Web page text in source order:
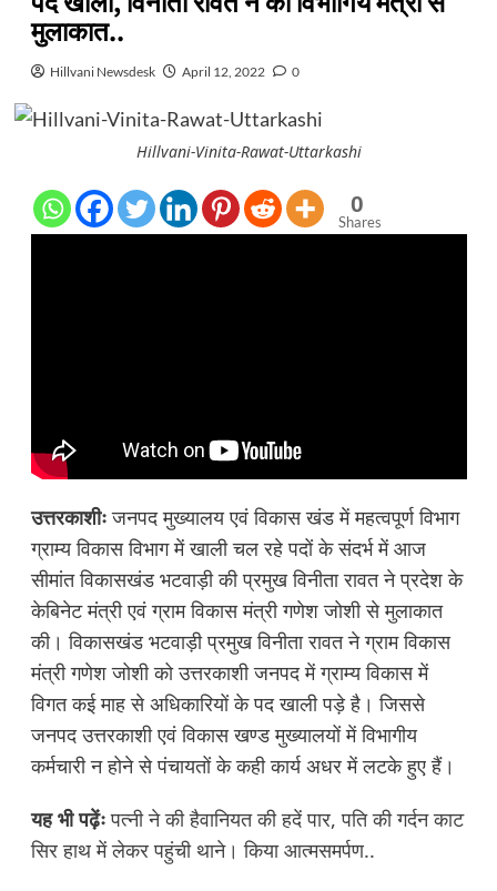
मुलाकात..
Hillvani Newsdesk April 12, 2022 0
Hillvani-Vinita-Rawat-Uttarkashi
0
Shares
उत्तरकाशीःजनपद मुख्यालय एवं विकास खंड में महत्वपूर्ण विभाग
ग्राम्य विकास विभाग में खाली चल रहे पदों के संदर्भ में आज
सीमांत विकासखंड भटवाड़ी की प्रमुख विनीता रावत ने प्रदेश के
केबिनेट मंत्री एवं ग्राम विकास मंत्री गणेश जोशी से मुलाकात
की। विकासखंड भटवाड़ी प्रमुख विनीता रावत ने ग्राम विकास
मंत्री गणेश जोशी को उत्तरकाशी जनपद में ग्राम्य विकास में
विगत कई माह से अधिकारियों के पद खाली पड़े है। जिससे
जनपद उत्तरकाशी एवं विकास खण्ड मुख्यालयों में विभागीय
कर्मचारी न होने से पंचायतों के कही कार्य अधर में लटके हुए हैं।
यह भी पढ़ेंः पत्नी ने की हैवानियत की हदें पार, पति की गर्दन काट
सिर हाथ में लेकर पहुंची थाने। किया आत्मसमर्पण..